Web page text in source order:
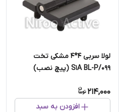
لولا سربی ۴*۴ مشکی تخت
۰۹۹/S۱A BL-P (پیچ نصب)
214,000
افزودن به سبد